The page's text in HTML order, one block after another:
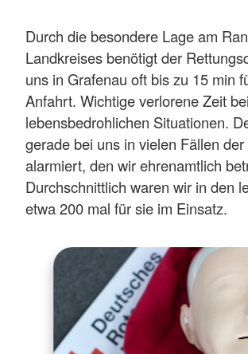
Durch die besondere Lage am
Landkreises benötigt der
uns in Grafenau oft bis zu 15 min
Anfahrt. Wichtige verlorene Zeit bei
lebensbedrohlichen Situationen.
gerade bei uns in vielen Fällen
alarmiert, den wir ehrenamtlich
Durchschnittlich waren wir in den
etwa 200 mal für sie im Einsatz.